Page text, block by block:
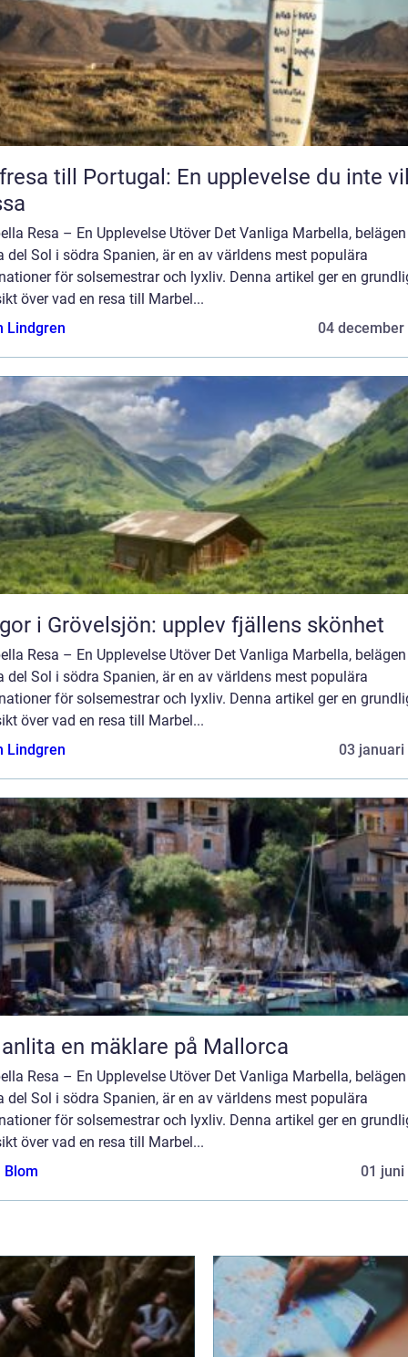
till Portugal: En upplevelse du inte
Resa – En Upplevelse Utöver Det Vanliga Marbella,
del Sol i södra Spanien, är en av världens mest populära
för solsemestrar och lyxliv. Denna artikel ger en
över vad en resa till Marbel...
Lindgren
04 december
i Grövelsjön: upplev fjällens skönhet
Resa – En Upplevelse Utöver Det Vanliga Marbella,
del Sol i södra Spanien, är en av världens mest populära
för solsemestrar och lyxliv. Denna artikel ger en
över vad en resa till Marbel...
Lindgren
03 januari
en mäklare på Mallorca
Resa – En Upplevelse Utöver Det Vanliga Marbella,
del Sol i södra Spanien, är en av världens mest populära
för solsemestrar och lyxliv. Denna artikel ger en
över vad en resa till Marbel...
Blom
01 juni